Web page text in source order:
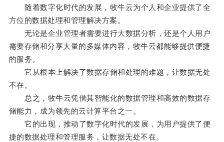
随着数字化时代的发展，牧牛云为个人和企业提供了全
方位的数据处理和管理解决方案。
无论是企业管理者需要进行大数据分析，还是个人用户
需要存储和分享大量的多媒体内容，牧牛云都能够提供便捷
的服务。
它从根本上解决了数据存储和处理的难题，让数据无处
不在。
总之，牧牛云凭借其智能化的数据管理和高效的数据存
储能力，成为领先的云计算平台之一。
它的出现，推动了数字化时代的发展，为用户提供了便
捷的数据处理和管理服务，让数据无处不在。